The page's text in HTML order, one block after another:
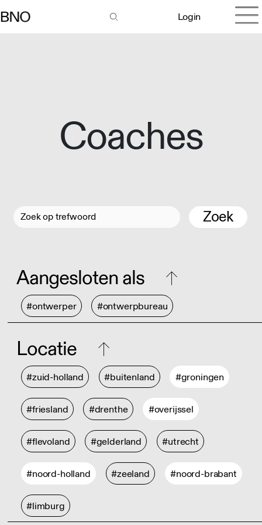
Login
Coaches
Zoek
Aangesloten als
#ontwerper #ontwerpbureau
Locatie
#zuid-holland #buitenland #groningen
#friesland #drenthe #overijssel
#flevoland #gelderland #utrecht
#noord-holland #zeeland #noord-brabant
#limburg